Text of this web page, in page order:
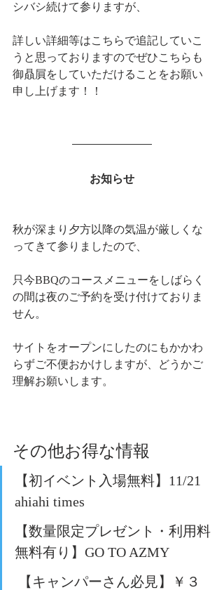
シバシ続けて参りますが、
詳しい詳細等はこちらで追記していこ
うと思っておりますのでぜひこちらも
御贔屓をしていただけることをお願い
申し上げます！！
お知らせ
秋が深まり夕方以降の気温が厳しくな
ってきて参りましたので、
只今BBQのコースメニューをしばらく
の間は夜のご予約を受け付けておりま
せん。
サイトをオープンにしたのにもかかわ
らずご不便おかけしますが、どうかご
理解お願いします。
その他お得な情報
【初イベント入場無料】11/21
ahiahi times
【数量限定プレゼント・利用料
無料有り】GO TO AZMY
【キャンパーさん必見】￥３